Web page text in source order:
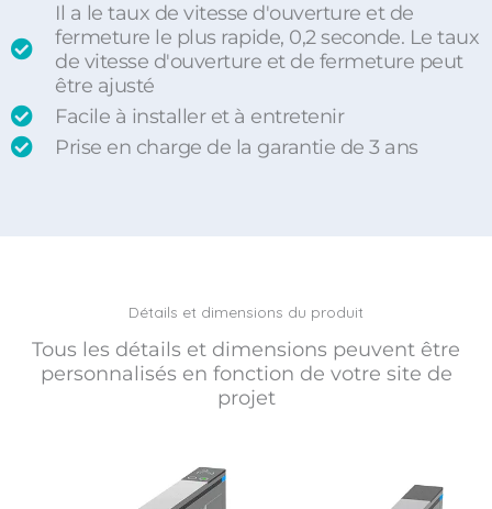
Il a le taux de vitesse d'ouverture et de
fermeture le plus rapide, 0,2 seconde. Le taux
de vitesse d'ouverture et de fermeture peut
être ajusté
Facile à installer et à entretenir
Prise en charge de la garantie de 3 ans
Détails et dimensions du produit
Tous les détails et dimensions peuvent être
personnalisés en fonction de votre site de
projet